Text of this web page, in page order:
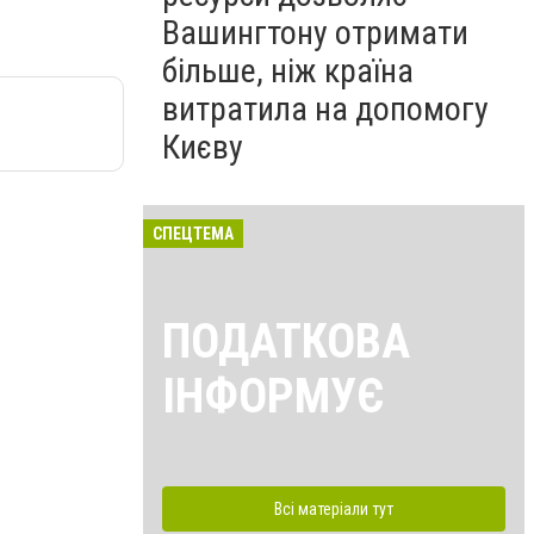
Вашингтону отримати
більше, ніж країна
витратила на допомогу
Києву
СПЕЦТЕМА
ПОДАТКОВА
ІНФОРМУЄ
Всі матеріали тут